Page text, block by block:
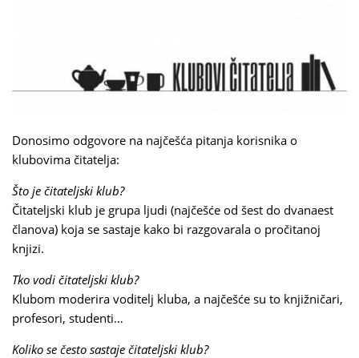
Donosimo odgovore na najčešća pitanja korisnika o
klubovima čitatelja:
Što je čitateljski klub?
Čitateljski klub je grupa ljudi (najčešće od šest do dvanaest
članova) koja se sastaje kako bi razgovarala o pročitanoj
knjizi.
Tko vodi čitateljski klub?
Klubom moderira voditelj kluba, a najčešće su to knjižničari,
profesori, studenti…
Koliko se često sastaje čitateljski klub?